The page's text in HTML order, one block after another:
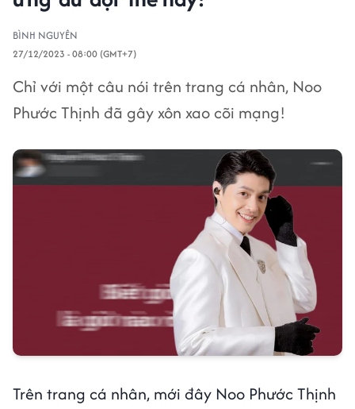
BÌNH NGUYÊN
27/12/2023 - 08:00 (GMT+7)
Chỉ với một câu nói trên trang cá nhân, Noo
Phước Thịnh đã gây xôn xao cõi mạng!
Trên trang cá nhân, mới đây Noo Phước Thịnh